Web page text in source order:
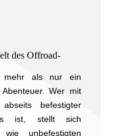
des Offroad-
mehr als nur ein
Wer mit
befestigter
ist, stellt sich
wie unbefestigten